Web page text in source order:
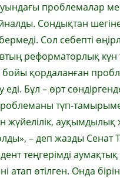
проблемалар
Сондықтан
Сол себепті
реформаторлық күн
қордаланған
еді. Бұл – өрт
түп-
жүйелілік,
– деп жазды Сенат
теңгерімді
атап өтілген. Онда